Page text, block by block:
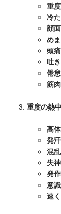
重
冷
顔
め
頭痛
吐
倦
筋
重度の熱
高
発
混
失神
発作
意
速